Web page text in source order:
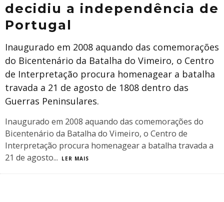
decidiu a independência de
Portugal
Inaugurado em 2008 aquando das comemorações
do Bicentenário da Batalha do Vimeiro, o Centro
de Interpretação procura homenagear a batalha
travada a 21 de agosto de 1808 dentro das
Guerras Peninsulares.
Inaugurado em 2008 aquando das comemorações do
Bicentenário da Batalha do Vimeiro, o Centro de
Interpretação procura homenagear a batalha travada a
21 de agosto... LER MAIS